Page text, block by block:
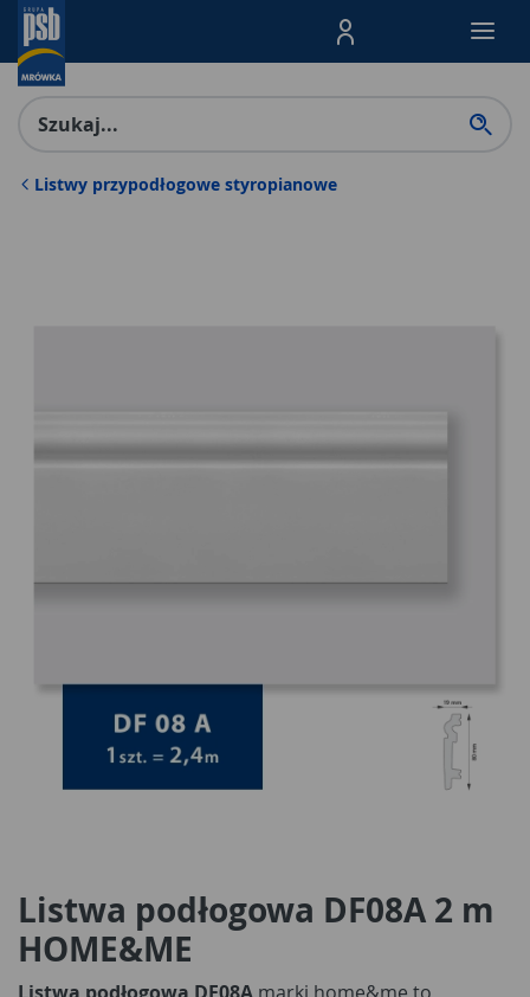
Menu Produktów,
Listwy przypodłogowe styropianowe
Listwa podłogowa DF08A 2 m
HOME&ME